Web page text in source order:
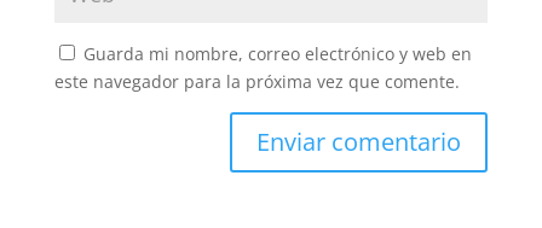
Guarda mi nombre, correo electrónico y web en
este navegador para la próxima vez que comente.